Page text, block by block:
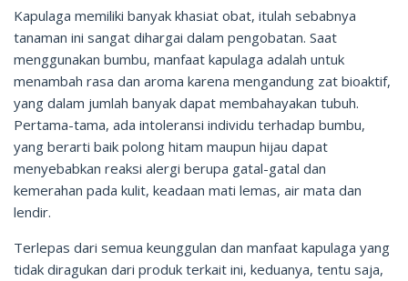
Kapulaga memiliki banyak khasiat obat, itulah sebabnya
tanaman ini sangat dihargai dalam pengobatan. Saat
menggunakan bumbu, manfaat kapulaga adalah untuk
menambah rasa dan aroma karena mengandung zat bioaktif,
yang dalam jumlah banyak dapat membahayakan tubuh.
Pertama-tama, ada intoleransi individu terhadap bumbu,
yang berarti baik polong hitam maupun hijau dapat
menyebabkan reaksi alergi berupa gatal-gatal dan
kemerahan pada kulit, keadaan mati lemas, air mata dan
lendir.
Terlepas dari semua keunggulan dan manfaat kapulaga yang
tidak diragukan dari produk terkait ini, keduanya, tentu saja,